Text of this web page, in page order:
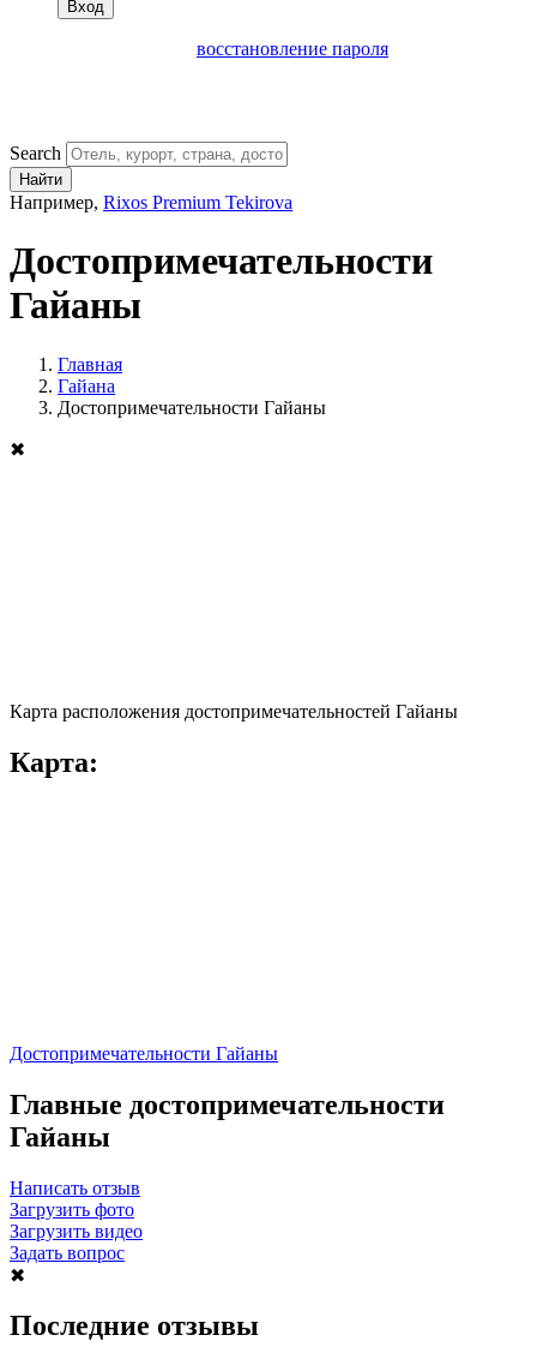
Вход
восстановление пароля
Search
Найти
Например, Rixos Premium Tekirova
Достопримечательности
Гайаны
Главная
Гайана
Достопримечательности Гайаны
✖
Карта расположения достопримечательностей Гайаны
Карта:
Достопримечательности Гайаны
Главные достопримечательности
Гайаны
Написать отзыв
Загрузить фото
Загрузить видео
Задать вопрос
✖
Последние отзывы